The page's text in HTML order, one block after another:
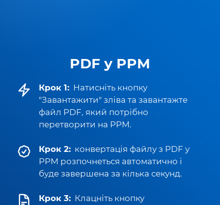
PDF у PPM
Крок 1: Натисніть кнопку
"Завантажити" зліва та завантажте
файл PDF, який потрібно
перетворити на PPM.
Крок 2: конвертація файлу з PDF у
PPM розпочнеться автоматично і
буде завершена за кілька секунд.
Крок 3: Клацніть кнопку